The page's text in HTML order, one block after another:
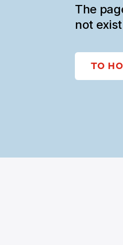
The
not exist
TO